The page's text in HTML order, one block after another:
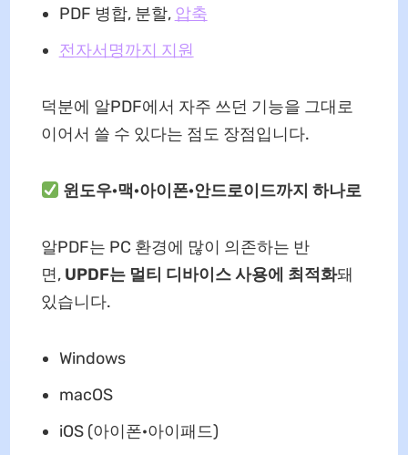
PDF 병합, 분할, 압축
전자서명까지 지원
덕분에 알PDF에서 자주 쓰던 기능을 그대로
이어서 쓸 수 있다는 점도 장점입니다.
윈도우·맥·아이폰·안드로이드까지 하나로
알PDF는 PC 환경에 많이 의존하는 반
면, UPDF는 멀티 디바이스 사용에 최적화돼
있습니다.
Windows
macOS
iOS (아이폰·아이패드)